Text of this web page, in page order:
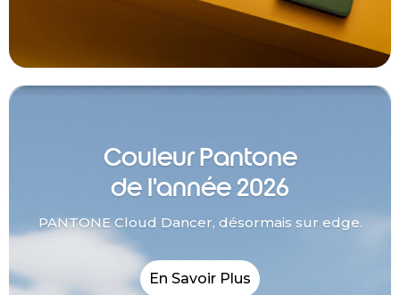
Couleur Pantone
de l'année 2026
PANTONE Cloud Dancer, désormais sur edge.
En Savoir Plus